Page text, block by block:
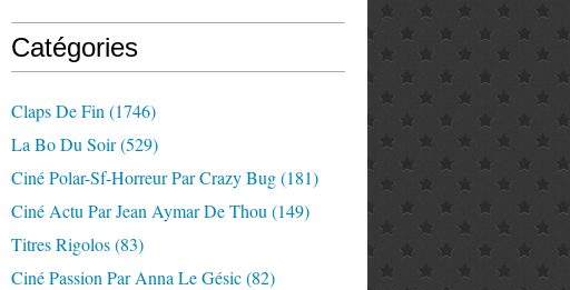
Catégories
Claps De Fin (1746)
La Bo Du Soir(529)
Ciné Polar-Sf-Horreur Par Crazy Bug(181)
Ciné Actu Par Jean Aymar De Thou (149)
Titres Rigolos(83)
Ciné Passion Par Anna Le Gésic(82)